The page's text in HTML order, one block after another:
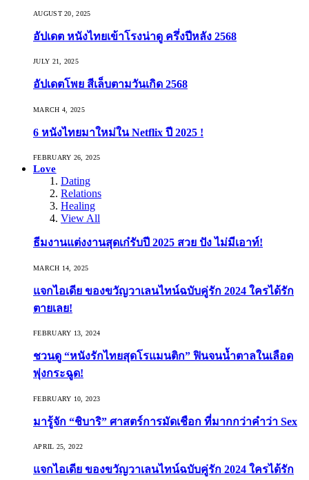
AUGUST 20, 2025
อัปเดต หนังไทยเข้าโรงน่าดู ครึ่งปีหลัง 2568
JULY 21, 2025
อัปเดตโพย สีเล็บตามวันเกิด 2568
MARCH 4, 2025
6 หนังไทยมาใหม่ใน Netflix ปี 2025 !
FEBRUARY 26, 2025
Love
Dating
Relations
Healing
View All
ธีมงานแต่งงานสุดเก๋รับปี 2025 สวย ปัง ไม่มีเอาท์!
MARCH 14, 2025
แจกไอเดีย ของขวัญวาเลนไทน์ฉบับคู่รัก 2024 ใครได้รัก
ตายเลย!
FEBRUARY 13, 2024
ชวนดู “หนังรักไทยสุดโรแมนติก” ฟินจนน้ำตาลในเลือด
พุ่งกระฉูด!
FEBRUARY 10, 2023
มารู้จัก “ชิบาริ” ศาสตร์การมัดเชือก ที่มากกว่าคำว่า Sex
APRIL 25, 2022
แจกไอเดีย ของขวัญวาเลนไทน์ฉบับคู่รัก 2024 ใครได้รัก